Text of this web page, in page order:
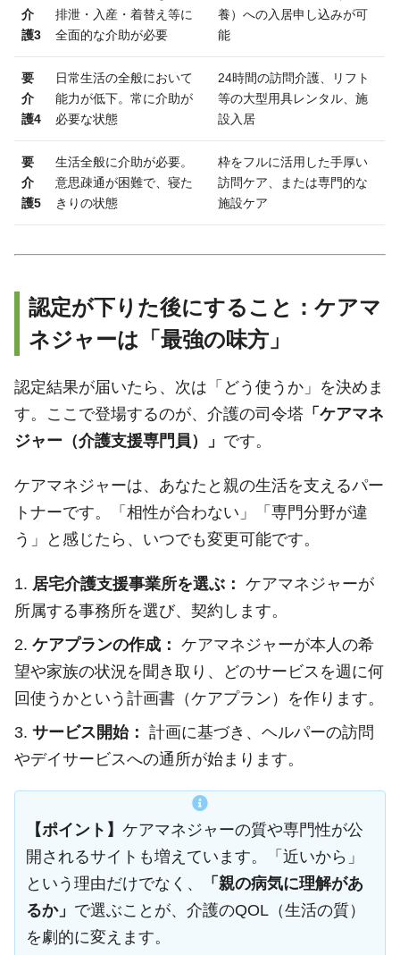
介
護3
排泄・入産・着替え等に
全面的な介助が必要
養）への入居申し込みが可
能
要
介
護4
日常生活の全般において
能力が低下。常に介助が
必要な状態
24時間の訪問介護、リフト
等の大型用具レンタル、施
設入居
要
介
護5
生活全般に介助が必要。
意思疎通が困難で、寝た
きりの状態
枠をフルに活用した手厚い
訪問ケア、または専門的な
施設ケア
認定が下りた後にすること：ケアマ
ネジャーは「最強の味方」
認定結果が届いたら、次は「どう使うか」を決めま
す。ここで登場するのが、介護の司令塔 「ケアマネ
ジャー（介護支援専門員）」 です。
ケアマネジャーは、あなたと親の生活を支えるパー
トナーです。「相性が合わない」「専門分野が違
う」と感じたら、いつでも変更可能です。
居宅介護支援事業所を選ぶ： ケアマネジャーが
所属する事務所を選び、契約します。
ケアプランの作成： ケアマネジャーが本人の希
望や家族の状況を聞き取り、どのサービスを週に何
回使うかという計画書（ケアプラン）を作ります。
サービス開始： 計画に基づき、ヘルパーの訪問
やデイサービスへの通所が始まります。
【ポイント】 ケアマネジャーの質や専門性が公
開されるサイトも増えています。「近いから」
という理由だけでなく、
「親の病気に理解があ
るか」 で選ぶことが、介護のQOL（生活の質）
を劇的に変えます。